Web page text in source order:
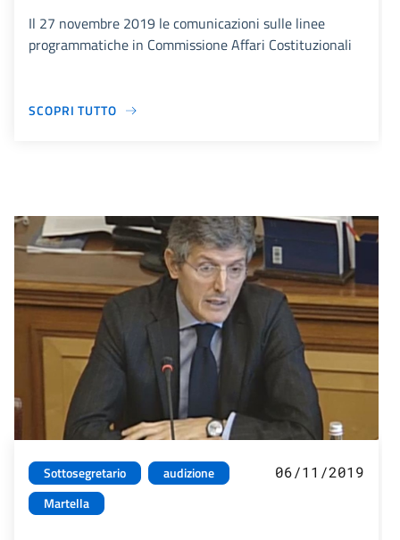
Il 27 novembre 2019 le comunicazioni sulle linee
programmatiche in Commissione Affari Costituzionali
SCOPRI TUTTO
Sottosegretario
audizione
Martella
06/11/2019